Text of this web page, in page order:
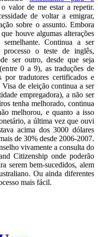
valor de me estar a repetir.
de voltar a emigrar,
sobre o assunto. Embora
houve algumas alterações
Continua a ser
processo o teste de inglês,
ser outro, desde que seja
0 a 9), as traduções de
por tradutores certificados e
de eleição continua a ser
empregadora), a não ser
tenha melhorado, continua
melhorou, e quanto a isso
a última vez que ouvi
acima dos 3000 dólares
de 30% desde 2006-2007.
vivamente a consulta do
Citizenship onde poderão
serem bem-sucedidos, alem
Ou ainda diferentes
mais fácil.